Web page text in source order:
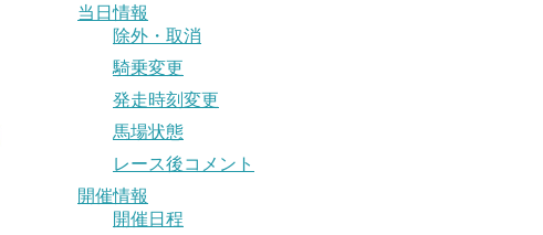
当日情報
除外・取消
騎乗変更
発走時刻変更
馬場状態
レース後コメント
開催情報
開催日程